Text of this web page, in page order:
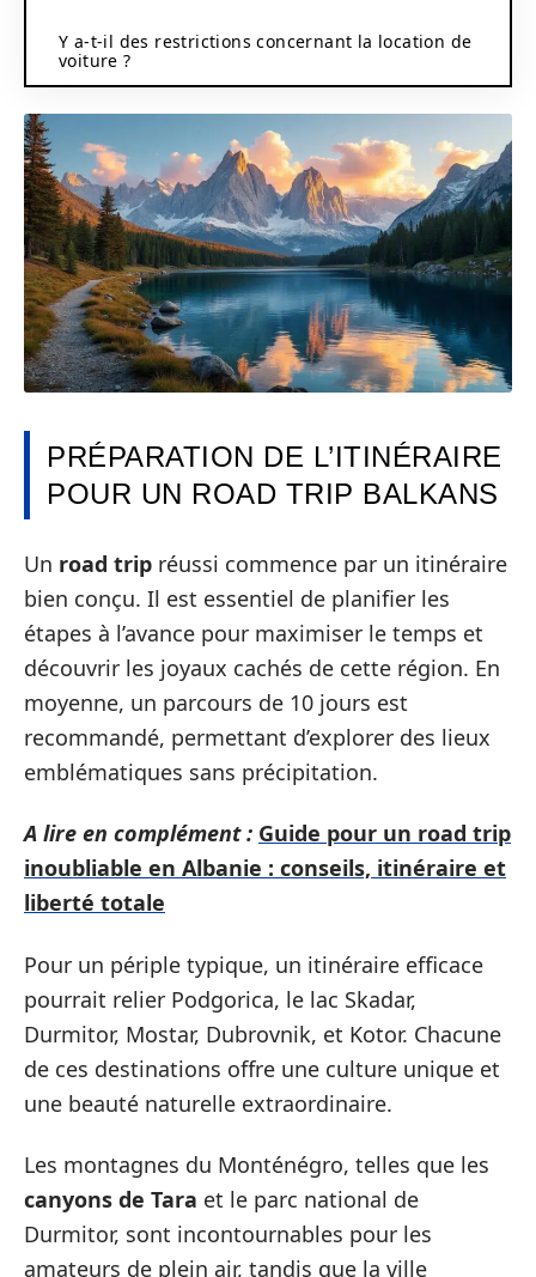
Y a-t-il des restrictions concernant la location de
voiture ?
PRÉPARATION DE L’ITINÉRAIRE
POUR UN ROAD TRIP BALKANS
Un road trip réussi commence par un itinéraire
bien conçu. Il est essentiel de planifier les
étapes à l’avance pour maximiser le temps et
découvrir les joyaux cachés de cette région. En
moyenne, un parcours de 10 jours est
recommandé, permettant d’explorer des lieux
emblématiques sans précipitation.
A lire en complément : Guide pour un road trip
inoubliable en Albanie : conseils, itinéraire et
liberté totale
Pour un périple typique, un itinéraire efficace
pourrait relier Podgorica, le lac Skadar,
Durmitor, Mostar, Dubrovnik, et Kotor. Chacune
de ces destinations offre une culture unique et
une beauté naturelle extraordinaire.
Les montagnes du Monténégro, telles que les
canyons de Tara et le parc national de
Durmitor, sont incontournables pour les
amateurs de plein air, tandis que la ville